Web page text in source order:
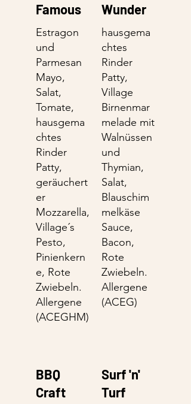
Famous
Estragon
und
Parmesan
Mayo,
Salat,
Tomate,
hausgema
chtes
Rinder
Patty,
geräuchert
er
Mozzarella,
Village´s
Pesto,
Pinienkern
e, Rote
Zwiebeln.
Allergene
(ACEGHM)
Wunder
hausgema
chtes
Rinder
Patty,
Village
Birnenmar
melade mit
Walnüssen
und
Thymian,
Salat,
Blauschim
melkäse
Sauce,
Bacon,
Rote
Zwiebeln.
Allergene
(ACEG)
BBQ
Craft
Surf 'n'
Turf